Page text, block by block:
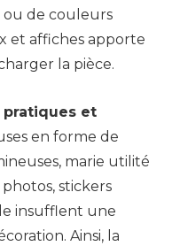
ou de couleurs
et affiches apporte
la pièce.
pratiques et
en forme de
marie utilité
stickers
insufflent une
Ainsi, la